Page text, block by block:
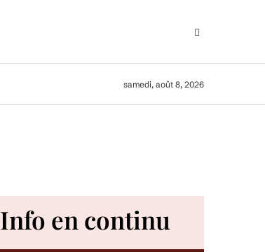
samedi, août 8, 2026
Info en continu